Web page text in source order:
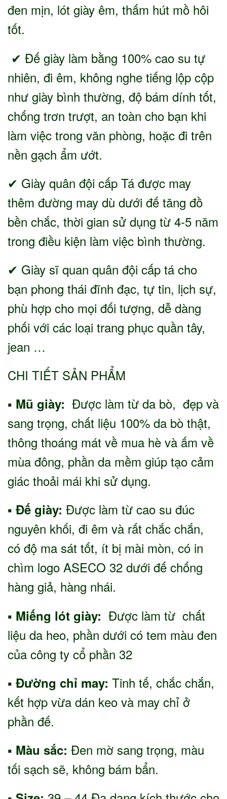
đen mịn, lót giày êm, thấm hút mồ hôi
tốt.
✔ Đế giày làm bằng 100% cao su tự
nhiên, đi êm, không nghe tiếng lộp cộp
như giày bình thường, độ bám dính tốt,
chống trơn trượt, an toàn cho bạn khi
làm việc trong văn phòng, hoặc đi trên
nền gạch ẩm ướt.
✔ Giày quân đội cấp Tá được may
thêm đường may dù dưới đế tăng đồ
bền chắc, thời gian sử dụng từ 4-5 năm
trong điều kiện làm việc bình thường.
✔ Giày sĩ quan quân đội cấp tá cho
bạn phong thái đĩnh đạc, tự tin, lịch sự,
phù hợp cho mọi đối tượng, dễ dàng
phối với các loại trang phục quần tây,
jean …
CHI TIẾT SẢN PHẨM
▪ Mũ giày: Được làm từ da bò, đẹp và
sang trọng, chất liệu 100% da bò thật,
thông thoáng mát về mua hè và ấm về
mùa đông, phần da mềm giúp tạo cảm
giác thoải mái khi sử dụng.
▪ Đế giày: Được làm từ cao su đúc
nguyên khối, đi êm và rất chắc chắn,
có độ ma sát tốt, ít bị mài mòn, có in
chìm logo ASECO 32 dưới đế chống
hàng giả, hàng nhái.
▪ Miếng lót giày: Được làm từ chất
liệu da heo, phần dưới có tem màu đen
của công ty cổ phần 32
▪ Đường chỉ may: Tinh tế, chắc chắn,
kết hợp vừa dán keo và may chỉ ở
phần đế.
▪ Màu sắc: Đen mờ sang trọng, màu
tối sạch sẽ, không bám bẩn.